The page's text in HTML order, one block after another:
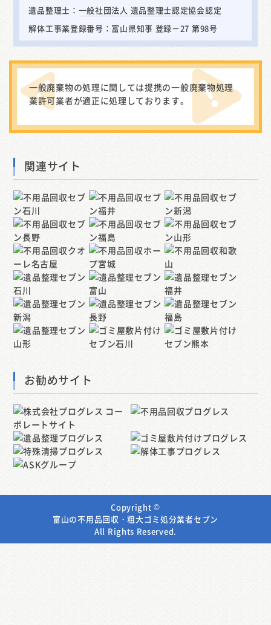
遺品整理士： 一般社団法人 遺品整理士認定協会認定
解体工事業登録番号：富山県知事 登録－27 第98号
一般廃棄物の処理に関しては提携の一般廃棄物処理
業許可業者が適正に処理しております。
関連サイト
お勧めサイト
Copyright ©
富山の不用品回収・粗大ゴミ処分業者セブン
All Rights Reserved.